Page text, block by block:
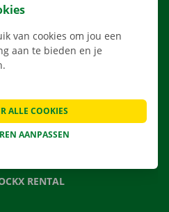
ONS
RENTAL
van cookies om jou een
aan te bieden en je
AANPASSEN
ALLE COOKIES